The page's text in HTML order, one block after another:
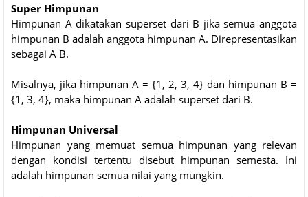
Super Himpunan
Himpunan A dikatakan superset dari B jika semua anggota
himpunan B adalah anggota himpunan A. Direpresentasikan
sebagai A B.
Misalnya, jika himpunan A = {1, 2, 3, 4} dan himpunan B =
{1, 3, 4}, maka himpunan A adalah superset dari B.
Himpunan Universal
Himpunan yang memuat semua himpunan yang relevan
dengan kondisi tertentu disebut himpunan semesta. Ini
adalah himpunan semua nilai yang mungkin.